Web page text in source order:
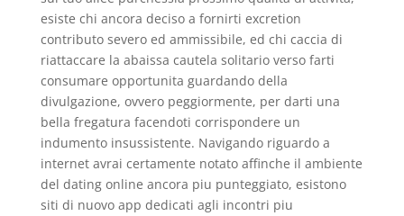
esiste chi ancora deciso a fornirti excretion
contributo severo ed ammissibile, ed chi caccia di
riattaccare la abaissa cautela solitario verso farti
consumare opportunita guardando della
divulgazione, ovvero peggiormente, per darti una
bella fregatura facendoti corrispondere un
indumento insussistente. Navigando riguardo a
internet avrai certamente notato affinche il ambiente
del dating online ancora piu punteggiato, esistono
siti di nuovo app dedicati agli incontri piu